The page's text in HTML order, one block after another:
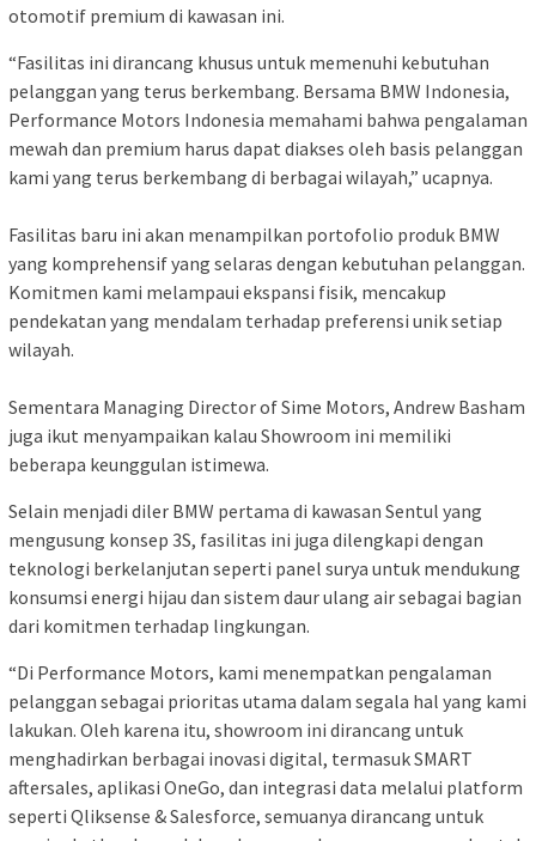
otomotif premium di kawasan ini.
“Fasilitas ini dirancang khusus untuk memenuhi kebutuhan
pelanggan yang terus berkembang. Bersama BMW Indonesia,
Performance Motors Indonesia memahami bahwa pengalaman
mewah dan premium harus dapat diakses oleh basis pelanggan
kami yang terus berkembang di berbagai wilayah,” ucapnya.
Fasilitas baru ini akan menampilkan portofolio produk BMW
yang komprehensif yang selaras dengan kebutuhan pelanggan.
Komitmen kami melampaui ekspansi fisik, mencakup
pendekatan yang mendalam terhadap preferensi unik setiap
wilayah.
Sementara Managing Director of Sime Motors, Andrew Basham
juga ikut menyampaikan kalau Showroom ini memiliki
beberapa keunggulan istimewa.
Selain menjadi diler BMW pertama di kawasan Sentul yang
mengusung konsep 3S, fasilitas ini juga dilengkapi dengan
teknologi berkelanjutan seperti panel surya untuk mendukung
konsumsi energi hijau dan sistem daur ulang air sebagai bagian
dari komitmen terhadap lingkungan.
“Di Performance Motors, kami menempatkan pengalaman
pelanggan sebagai prioritas utama dalam segala hal yang kami
lakukan. Oleh karena itu, showroom ini dirancang untuk
menghadirkan berbagai inovasi digital, termasuk SMART
aftersales, aplikasi OneGo, dan integrasi data melalui platform
seperti Qliksense & Salesforce, semuanya dirancang untuk